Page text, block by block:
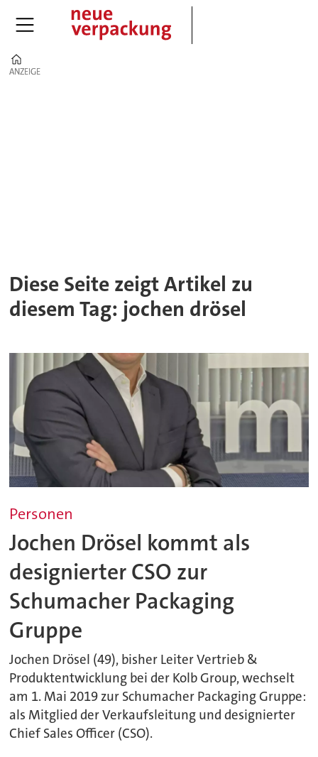
ANZEIGE
ANZEIGE
Diese Seite zeigt Artikel zu
diesem Tag: jochen drösel
Personen
Jochen Drösel kommt als
designierter CSO zur
Schumacher Packaging
Gruppe
Jochen Drösel (49), bisher Leiter Vertrieb &
Produktentwicklung bei der Kolb Group, wechselt
am 1. Mai 2019 zur Schumacher Packaging Gruppe:
als Mitglied der Verkaufsleitung und designierter
Chief Sales Officer (CSO).